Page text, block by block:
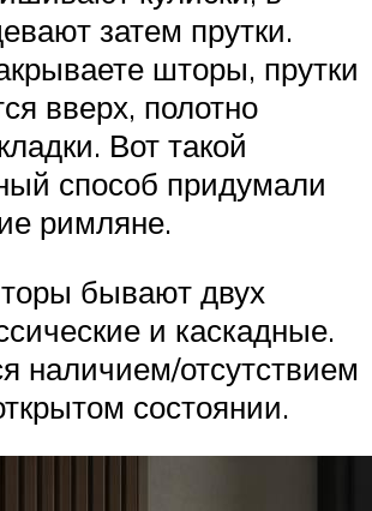
затем прутки.
шторы, прутки
вверх, полотно
Вот такой
способ придумали
римляне.
бывают двух
и каскадные.
наличием/отсутствием
состоянии.